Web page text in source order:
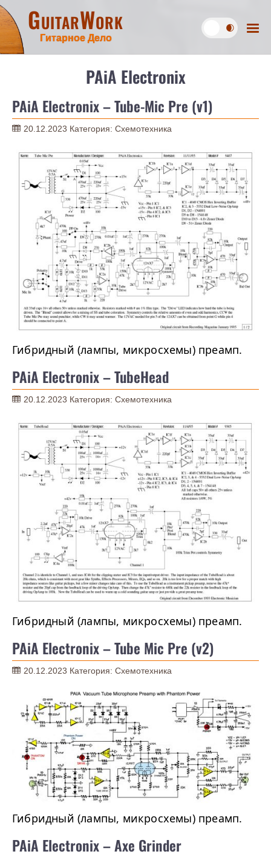
GuitarWork
Гитарное Дело
PAiA Electronix
PAiA Electronix – Tube-Mic Pre (v1)
20.12.2023 Категория: Схемотехника
Гибридный (лампы, микросхемы) преамп.
PAiA Electronix – TubeHead
20.12.2023 Категория: Схемотехника
Гибридный (лампы, микросхемы) преамп.
PAiA Electronix – Tube Mic Pre (v2)
20.12.2023 Категория: Схемотехника
Гибридный (лампы, микросхемы) преамп.
PAiA Electronix – Axe Grinder